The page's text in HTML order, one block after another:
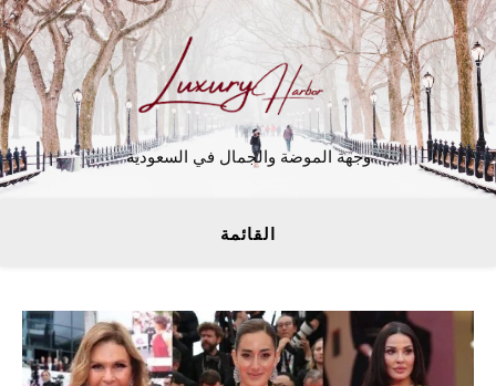
وجهة الموضة والجمال في السعودية
القائمة